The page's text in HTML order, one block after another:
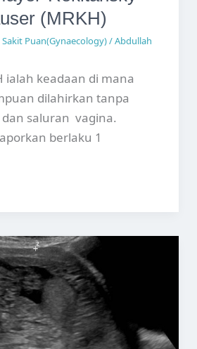
(MRKH)
Sakit Puan(Gynaecology)/Abdullah
ialah keadaan di mana
dilahirkan tanpa
saluran vagina.
berlaku 1